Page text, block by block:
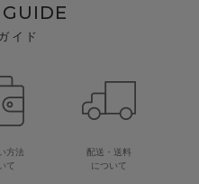
イド
方法
て
配送・送料
について